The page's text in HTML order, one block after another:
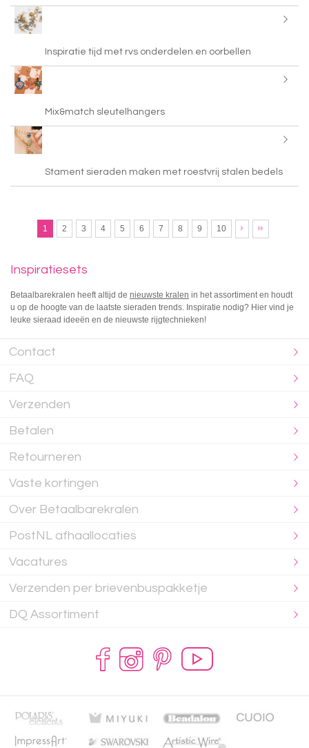
Inspiratie tijd met rvs onderdelen en oorbellen
Mix&match sleutelhangers
Stament sieraden maken met roestvrij stalen bedels
1 2 3 4 5 6 7 8 9 10
Inspiratiesets
Betaalbarekralen heeft altijd de nieuwste kralen in het assortiment en houdt
u op de hoogte van de laatste sieraden trends. Inspiratie nodig? Hier vind je
leuke sieraad ideeën en de nieuwste rijgtechnieken!
Contact
FAQ
Verzenden
Betalen
Retourneren
Vaste kortingen
Over Betaalbarekralen
PostNL afhaallocaties
Vacatures
Verzenden per brievenbuspakketje
DQ Assortiment